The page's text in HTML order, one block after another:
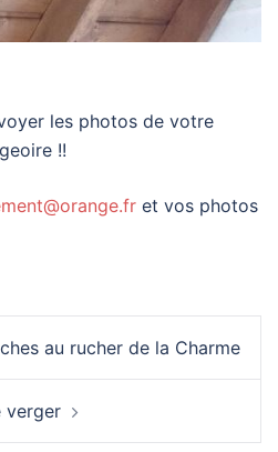
les photos de votre
!!
et vos photos
au rucher de la Charme
verger